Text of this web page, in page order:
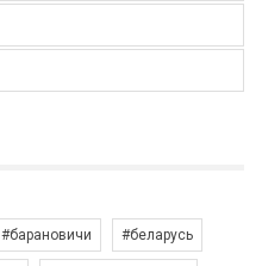
#барановичи #беларусь